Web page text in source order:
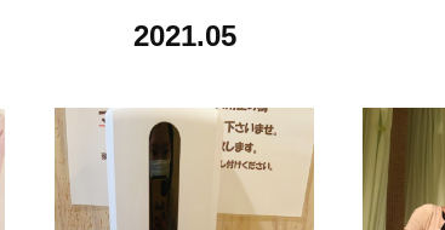
2021.05